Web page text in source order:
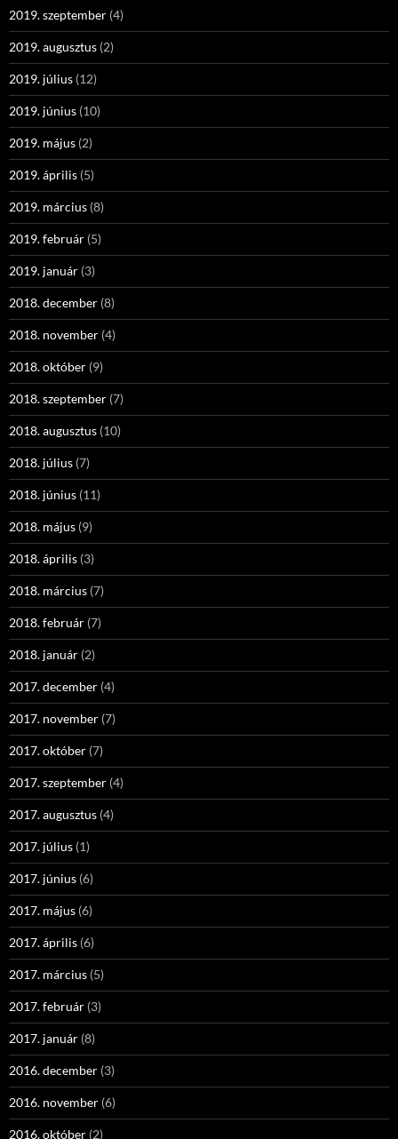
2019. szeptember (4)
2019. augusztus (2)
2019. július (12)
2019. június (10)
2019. május (2)
2019. április (5)
2019. március (8)
2019. február (5)
2019. január (3)
2018. december (8)
2018. november (4)
2018. október (9)
2018. szeptember (7)
2018. augusztus (10)
2018. július (7)
2018. június (11)
2018. május (9)
2018. április (3)
2018. március (7)
2018. február (7)
2018. január (2)
2017. december (4)
2017. november (7)
2017. október (7)
2017. szeptember (4)
2017. augusztus (4)
2017. július (1)
2017. június (6)
2017. május (6)
2017. április (6)
2017. március (5)
2017. február (3)
2017. január (8)
2016. december (3)
2016. november (6)
2016. október (2)